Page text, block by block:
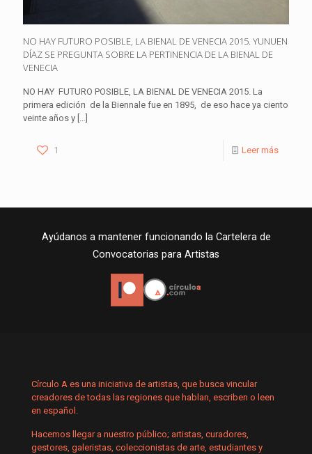
NO HAY FUTURO POSIBLE, LA BIENAL DE VENECIA 2015. YUNUEN
DÍAZ SE PREGUNTA SOBRE LA PERTINENCIA DE LA BIENAL DE
VENECIA
NO HAY FUTURO POSIBLE, LA BIENAL DE VENECIA 2015. La
primera edición de la Biennale fue en 1895, de eso hace ya ciento
veinte años y […]
1 Leer más
Ayúdanos a mantener funcionando la Cartelera de
Convocatorias para Artistas
Círculo A es una iniciativa de artistas, que busca vincular
creadores de todas las regiones que hablan, escriben o leen
en español.
Hacemos llegar a nuestro público; artistas, curadores,
gestores, galeristas, coleccionistas de arte, estudiantes y